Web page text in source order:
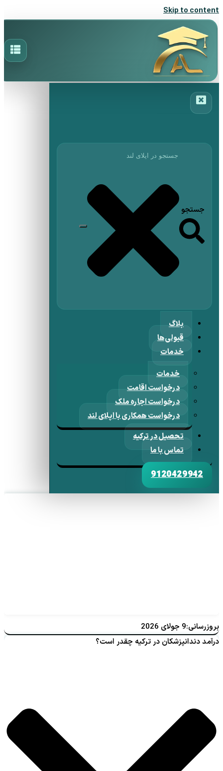
Skip to content
جستجو
بلاگ
قبولی‌ها
خدمات
خدمات
درخواست اقامت
درخواست اجاره ملک
درخواست همکاری با اپلای لند
تحصیل در ترکیه
تماس با ما
9120429942
بروزرسانی:9 جولای 2026
درآمد دندانپزشکان در ترکیه چقدر است؟